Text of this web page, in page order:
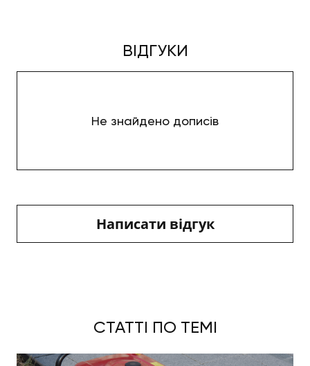
ВІДГУКИ
Не знайдено дописів
Написати відгук
СТАТТІ ПО ТЕМІ